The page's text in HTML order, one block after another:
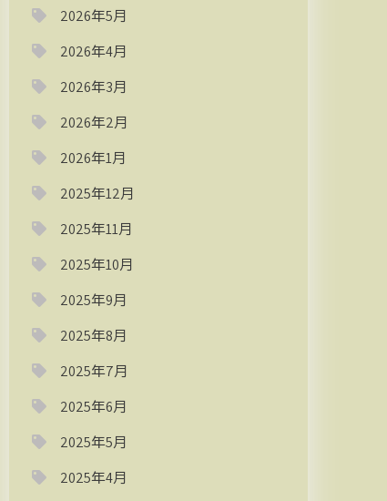
2026年5月
2026年4月
2026年3月
2026年2月
2026年1月
2025年12月
2025年11月
2025年10月
2025年9月
2025年8月
2025年7月
2025年6月
2025年5月
2025年4月